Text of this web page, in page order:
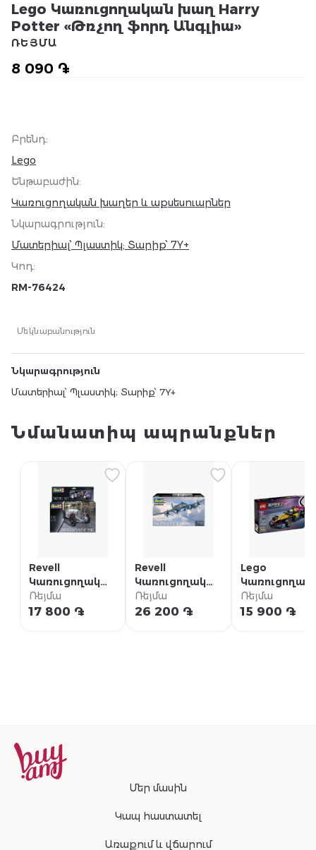
Lego Կառուցողական խաղ Harry
Potter «Թռչող ֆորդ Անգլիա»
8 090 ֏
ՌԵՅՄԱ
Բրենդ:
Lego
Ենթաբաժին:
Կառուցողական խաղեր և աքսեսուարներ
Նկարագրություն:
Մատերիալ՝ Պլաստիկ; Տարիք՝ 7Y+
Կոդ:
RM-76424
Մեկնաբանություն
Նկարագրություն
Մատերիալ՝ Պլաստիկ; Տարիք՝ 7Y+
Նմանատիպ ապրանքներ
Revell
Կառուցողական
հավաքածու
«Mercedes-Benz
Ռեյմա
17 800 ֏
Revell
Կառուցողական
հավաքածու
«Focke-Wulf Fw
Ռեյմա
26 200 ֏
Lego
խաղ Speed
Champions
Ռեյմա
15 900 ֏
Մեր մասին
Կապ հաստատել
Առաքում և վճարում